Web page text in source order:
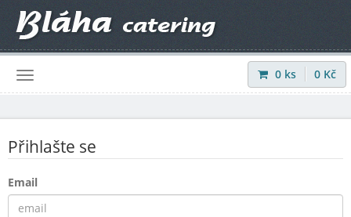
Přihlásit |Registrovat
0 ks 0 Kč
Přihlašte se
Email